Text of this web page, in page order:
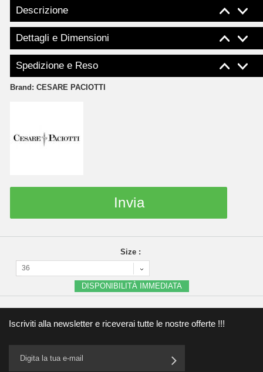
Descrizione
Dettagli e Dimensioni
Spedizione e Reso
Brand: CESARE PACIOTTI
Invia
Size :
36
DISPONIBILITÀ IMMEDIATA
Iscriviti alla newsletter e riceverai tutte le nostre offerte !!!